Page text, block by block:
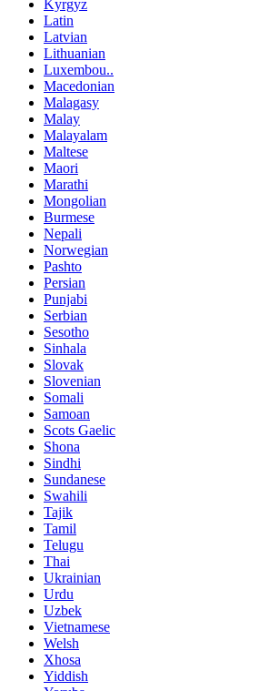
Kyrgyz
Latin
Latvian
Lithuanian
Luxembou..
Macedonian
Malagasy
Malay
Malayalam
Maltese
Maori
Marathi
Mongolian
Burmese
Nepali
Norwegian
Pashto
Persian
Punjabi
Serbian
Sesotho
Sinhala
Slovak
Slovenian
Somali
Samoan
Scots Gaelic
Shona
Sindhi
Sundanese
Swahili
Tajik
Tamil
Telugu
Thai
Ukrainian
Urdu
Uzbek
Vietnamese
Welsh
Xhosa
Yiddish